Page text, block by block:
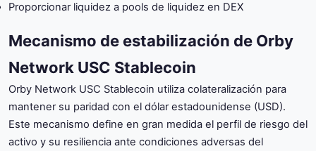
Proporcionar liquidez a pools de liquidez en DEX
Mecanismo de estabilización de Orby
Network USC Stablecoin
Orby Network USC Stablecoin utiliza colateralización para
mantener su paridad con el dólar estadounidense (USD).
Este mecanismo define en gran medida el perfil de riesgo del
activo y su resiliencia ante condiciones adversas del